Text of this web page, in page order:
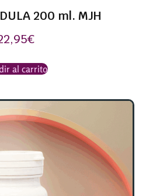
200 ml. MJH
€
al carrito